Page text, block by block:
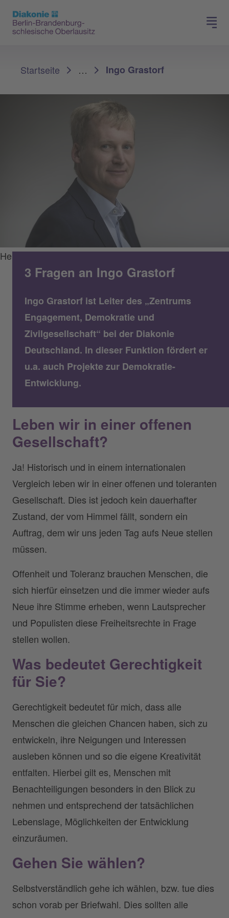
Presse
Startseite
… Ingo Grastorf
Hermann Bredehorst
3 Fragen an Ingo Grastorf
Ingo Grastorf ist Leiter des „Zentrums
Engagement, Demokratie und
Zivilgesellschaft“ bei der Diakonie
Deutschland. In dieser Funktion fördert er
u.a. auch Projekte zur Demokratie-
Entwicklung.
Leben wir in einer offenen
Gesellschaft?
Ja! Historisch und in einem internationalen
Vergleich leben wir in einer offenen und toleranten
Gesellschaft. Dies ist jedoch kein dauerhafter
Zustand, der vom Himmel fällt, sondern ein
Auftrag, dem wir uns jeden Tag aufs Neue stellen
müssen.
Offenheit und Toleranz brauchen Menschen, die
sich hierfür einsetzen und die immer wieder aufs
Neue ihre Stimme erheben, wenn Lautsprecher
und Populisten diese Freiheitsrechte in Frage
stellen wollen.
Was bedeutet Gerechtigkeit
für Sie?
Gerechtigkeit bedeutet für mich, dass alle
Menschen die gleichen Chancen haben, sich zu
entwickeln, ihre Neigungen und Interessen
ausleben können und so die eigene Kreativität
entfalten. Hierbei gilt es, Menschen mit
Benachteiligungen besonders in den Blick zu
nehmen und entsprechend der tatsächlichen
Lebenslage, Möglichkeiten der Entwicklung
einzuräumen.
Gehen Sie wählen?
Selbstverständlich gehe ich wählen, bzw. tue dies
schon vorab per Briefwahl. Dies sollten alle